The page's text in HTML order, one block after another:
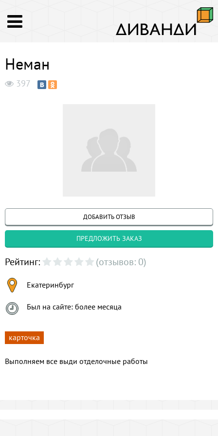
Неман
397
ДОБАВИТЬ ОТЗЫВ
ПРЕДЛОЖИТЬ ЗАКАЗ
Рейтинг: (отзывов: 0)
Екатеринбург
Был на сайте: более месяца
карточка
Выполняем все выди отделочные работы